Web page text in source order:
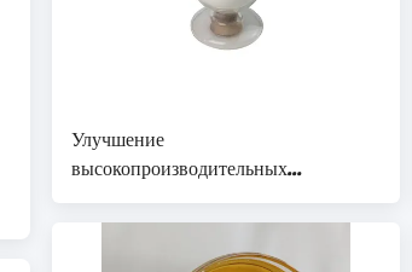
Улучшение
высокопроизводительных
ферментов бета-манназы
нетрадиционных кормовых
сырьевых материалов